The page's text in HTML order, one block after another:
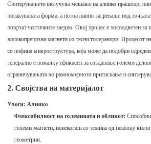
Синтерувањето вклучува мешање на алнико прашоци,
посакуваната форма, а потоа нивно загревање под
поврзат честичките заедно. Овој процес е посоодветен за
високопрецизни магнети со тесни толеранции. Процесот
со пофина микроструктура, која може да подобри
генерално е помалку ефикасен за создавање големи
ограничувањата во рамномерното притискање и
2. Својства на материјалот
Улоги: Алнико
Флексибилност на големината и обликот:
големи магнети, понекогаш со тежина од неколку
геометрии.